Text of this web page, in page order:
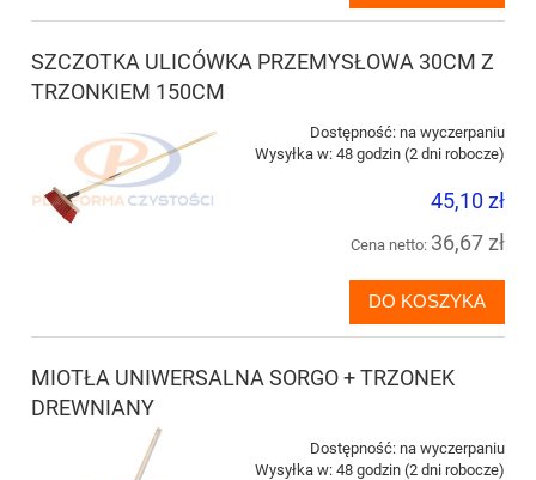
SZCZOTKA ULICÓWKA PRZEMYSŁOWA 30CM Z
TRZONKIEM 150CM
Dostępność: na wyczerpaniu
Wysyłka w: 48 godzin (2 dni robocze)
45,10 zł
Cena netto: 36,67 zł
DO KOSZYKA
MIOTŁA UNIWERSALNA SORGO + TRZONEK
DREWNIANY
Dostępność: na wyczerpaniu
Wysyłka w: 48 godzin (2 dni robocze)